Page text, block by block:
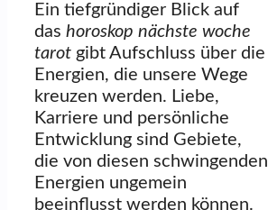
Ein tiefgründiger Blick auf
das horoskop nächste woche
tarot gibt Aufschluss über die
Energien, die unsere Wege
kreuzen werden. Liebe,
Karriere und persönliche
Entwicklung sind Gebiete,
die von diesen schwingenden
Energien ungemein
beeinflusst werden können.